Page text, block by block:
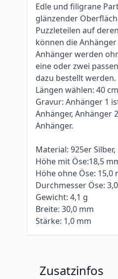
Edle und filigrane
glänzender
Puzzleteilen auf
können die
Anhänger werden
eine oder zwei
dazu bestellt
Längen wählen: 40
Gravur: Anhänger 1
Anhänger, Anhänger
Anhänger.
Material: 925er
Höhe mit Öse:18,5
Höhe ohne Öse: 15,0
Durchmesser Öse:
Gewicht: 4,1 g
Breite: 30,0 mm
Stärke: 1,0 mm
Zusatzinfos